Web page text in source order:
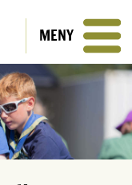
MENY